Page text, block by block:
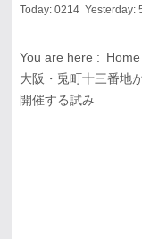
Today: 0214Yesterday:
You are here : Home
大阪・兎町十三番地
開催する試み